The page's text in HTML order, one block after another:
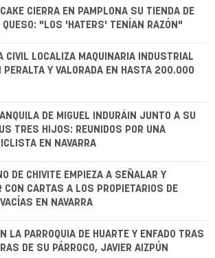
CIERRA EN PAMPLONA SU TIENDA DE
QUESO: "LOS 'HATERS' TENÍAN RAZÓN"
CIVIL LOCALIZA MAQUINARIA INDUSTRIAL
PERALTA Y VALORADA EN HASTA 200.000
DE MIGUEL INDURÁIN JUNTO A SU
TRES HIJOS: REUNIDOS POR UNA
EN NAVARRA
DE CHIVITE EMPIEZA A SEÑALAR Y
CON CARTAS A LOS PROPIETARIOS DE
EN NAVARRA
LA PARROQUIA DE HUARTE Y ENFADO TRAS
DE SU PÁRROCO, JAVIER AIZPÚN